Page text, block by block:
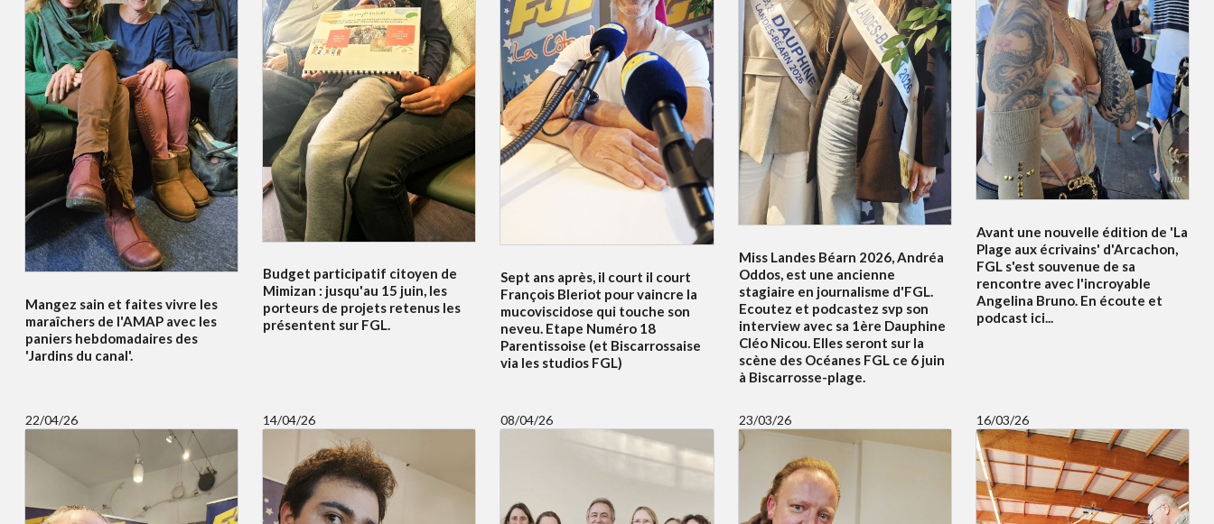
Mangez sain et faites vivre les
maraîchers de l'AMAP avec les
paniers hebdomadaires des
'Jardins du canal'.
Budget participatif citoyen de
Mimizan : jusqu'au 15 juin, les
porteurs de projets retenus les
présentent sur FGL.
Sept ans après, il court il court
François Bleriot pour vaincre la
mucoviscidose qui touche son
neveu. Etape Numéro 18
Parentissoise (et Biscarrossaise
via les studios FGL)
Miss Landes Béarn 2026, Andréa
Oddos, est une ancienne
stagiaire en journalisme d'FGL.
Ecoutez et podcastez svp son
interview avec sa 1ère Dauphine
Cléo Nicou. Elles seront sur la
scène des Océanes FGL ce 6 juin
à Biscarrosse-plage.
Avant une nouvelle édition de 'La
Plage aux écrivains' d'Arcachon,
FGL s'est souvenue de sa
rencontre avec l'incroyable
Angelina Bruno. En écoute et
podcast ici...
22/04/26 14/04/26 08/04/26 23/03/26 16/03/26